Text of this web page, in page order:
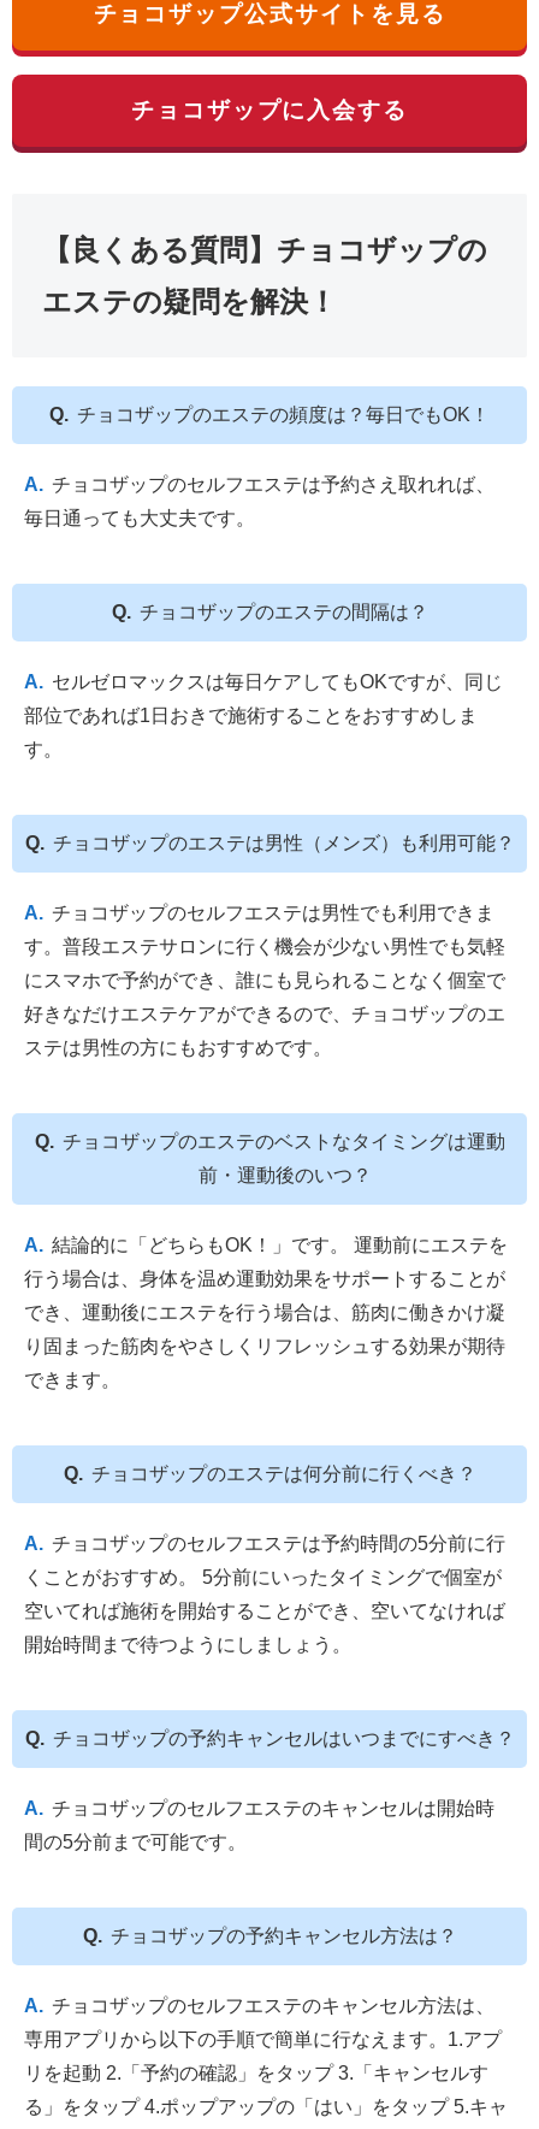
チョコザップ公式サイトを見る
チョコザップに入会する
【良くある質問】チョコザップの
エステの疑問を解決！
チョコザップのエステの頻度は？毎日でもOK！
チョコザップのセルフエステは予約さえ取れれば、
毎日通っても大丈夫です。
チョコザップのエステの間隔は？
セルゼロマックスは毎日ケアしてもOKですが、同じ
部位であれば1日おきで施術することをおすすめしま
す。
チョコザップのエステは男性（メンズ）も利用可能？
チョコザップのセルフエステは男性でも利用できま
す。普段エステサロンに行く機会が少ない男性でも気軽
にスマホで予約ができ、誰にも見られることなく個室で
好きなだけエステケアができるので、チョコザップのエ
ステは男性の方にもおすすめです。
チョコザップのエステのベストなタイミングは運動
前・運動後のいつ？
結論的に「どちらもOK！」です。 運動前にエステを
行う場合は、身体を温め運動効果をサポートすることが
でき、運動後にエステを行う場合は、筋肉に働きかけ凝
り固まった筋肉をやさしくリフレッシュする効果が期待
できます。
チョコザップのエステは何分前に行くべき？
チョコザップのセルフエステは予約時間の5分前に行
くことがおすすめ。 5分前にいったタイミングで個室が
空いてれば施術を開始することができ、空いてなければ
開始時間まで待つようにしましょう。
チョコザップの予約キャンセルはいつまでにすべき？
チョコザップのセルフエステのキャンセルは開始時
間の5分前まで可能です。
チョコザップの予約キャンセル方法は？
チョコザップのセルフエステのキャンセル方法は、
専用アプリから以下の手順で簡単に行なえます。1.アプ
リを起動 2.「予約の確認」をタップ 3.「キャンセルす
る」をタップ 4.ポップアップの「はい」をタップ 5.キャ